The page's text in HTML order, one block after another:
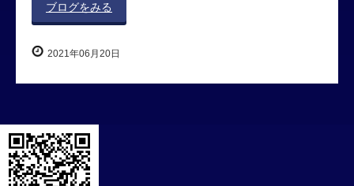
ブログをみる
2021年06月20日